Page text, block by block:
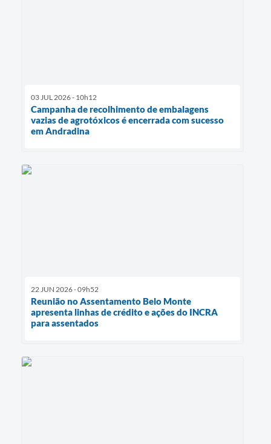
03 JUL 2026 - 10h12
Campanha de recolhimento de embalagens
vazias de agrotóxicos é encerrada com sucesso
em Andradina
22 JUN 2026 - 09h52
Reunião no Assentamento Belo Monte
apresenta linhas de crédito e ações do INCRA
para assentados